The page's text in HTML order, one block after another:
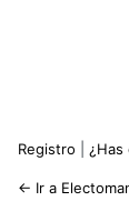
Registro ¿Has
← Ir a